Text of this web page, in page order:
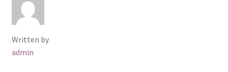
Written by
admin